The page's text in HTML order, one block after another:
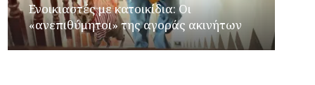
Ενοικιαστές με κατοικίδια: Οι
«ανεπιθύμητοι» της αγοράς ακινήτων